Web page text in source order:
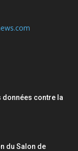
données contre la
du Salon de